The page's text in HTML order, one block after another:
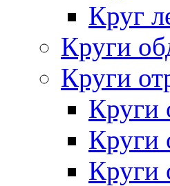
Круг
Круги
Круги
Круги
Круги
Круги